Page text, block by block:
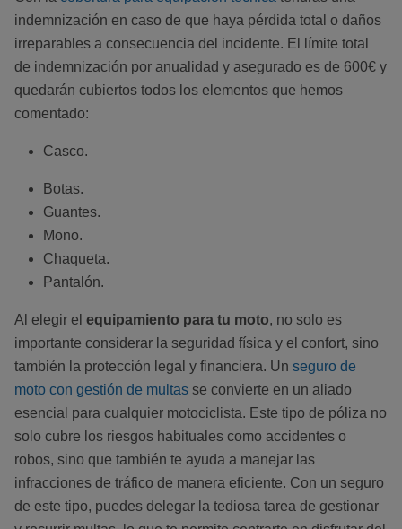
indemnización en caso de que haya pérdida total o daños
irreparables a consecuencia del incidente. El límite total
de indemnización por anualidad y asegurado es de 600€ y
quedarán cubiertos todos los elementos que hemos
comentado:
Casco.
Botas.
Guantes.
Mono.
Chaqueta.
Pantalón.
Al elegir el equipamiento para tu moto, no solo es
importante considerar la seguridad física y el confort, sino
también la protección legal y financiera. Un seguro de
moto con gestión de multas se convierte en un aliado
esencial para cualquier motociclista. Este tipo de póliza no
solo cubre los riesgos habituales como accidentes o
robos, sino que también te ayuda a manejar las
infracciones de tráfico de manera eficiente. Con un seguro
de este tipo, puedes delegar la tediosa tarea de gestionar